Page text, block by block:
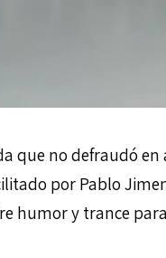
que no defraudó
por Pablo
humor y trance